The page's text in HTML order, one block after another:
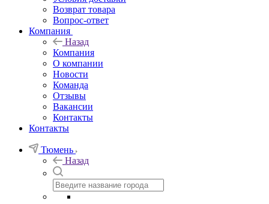
Возврат товара
Вопрос-ответ
Компания
Назад
Компания
О компании
Новости
Команда
Отзывы
Вакансии
Контакты
Контакты
Тюмень
Назад